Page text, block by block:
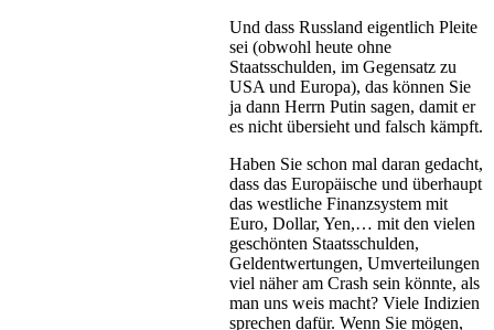
Und dass Russland eigentlich Pleite
sei (obwohl heute ohne
Staatsschulden, im Gegensatz zu
USA und Europa), das können Sie
ja dann Herrn Putin sagen, damit er
es nicht übersieht und falsch kämpft.
Haben Sie schon mal daran gedacht,
dass das Europäische und überhaupt
das westliche Finanzsystem mit
Euro, Dollar, Yen,… mit den vielen
geschönten Staatsschulden,
Geldentwertungen, Umverteilungen
viel näher am Crash sein könnte, als
man uns weis macht? Viele Indizien
sprechen dafür. Wenn Sie mögen,